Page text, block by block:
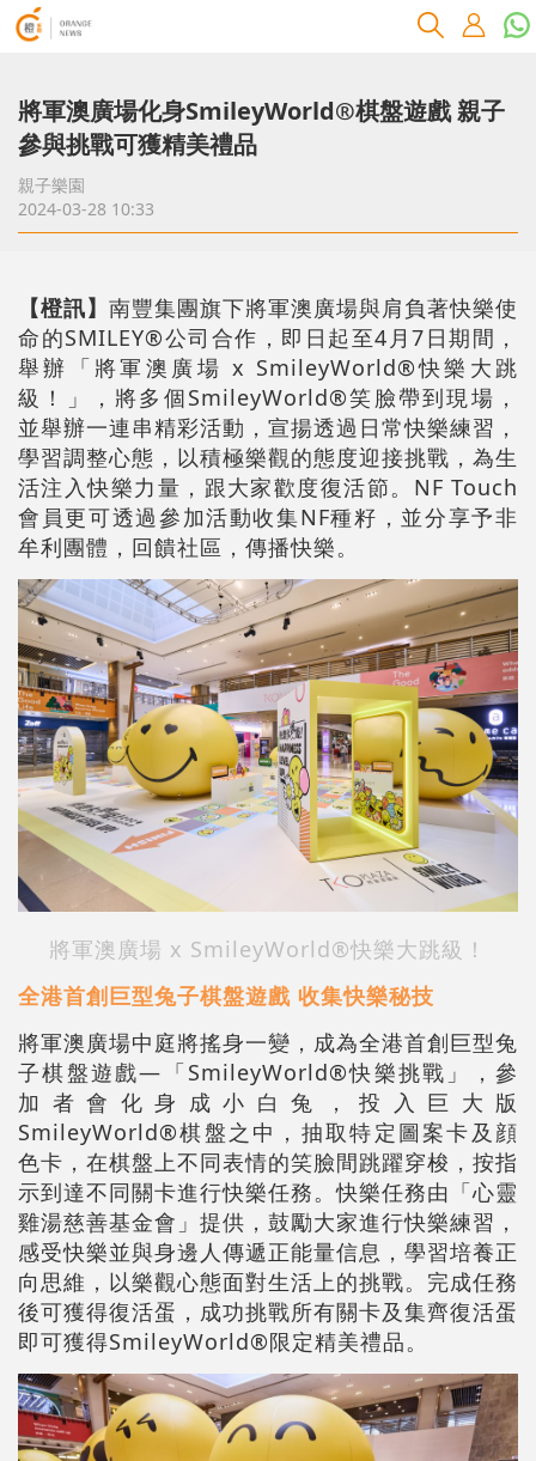
將軍澳廣場化身SmileyWorld®棋盤遊戲 親子
參與挑戰可獲精美禮品
親子樂園
2024-03-28 10:33
【橙訊】 南豐集團旗下將軍澳廣場與肩負著快樂使
命的SMILEY®公司合作，即日起至4月7日期間，
舉辦「將軍澳廣場 x SmileyWorld®快樂大跳
級！」，將多個SmileyWorld®笑臉帶到現場，
並舉辦一連串精彩活動，宣揚透過日常快樂練習，
學習調整心態，以積極樂觀的態度迎接挑戰，為生
活注入快樂力量，跟大家歡度復活節。NF Touch
會員更可透過參加活動收集NF種籽，並分享予非
牟利團體，回饋社區，傳播快樂。
將軍澳廣場 x SmileyWorld®快樂大跳級！
全港首創巨型兔子棋盤遊戲 收集快樂秘技
將軍澳廣場中庭將搖身一變，成為全港首創巨型兔
子棋盤遊戲—「SmileyWorld®快樂挑戰」，參
加者會化身成小白兔，投入巨大版
SmileyWorld®棋盤之中，抽取特定圖案卡及顔
色卡，在棋盤上不同表情的笑臉間跳躍穿梭，按指
示到達不同關卡進行快樂任務。快樂任務由「心靈
雞湯慈善基金會」提供，鼓勵大家進行快樂練習，
感受快樂並與身邊人傳遞正能量信息，學習培養正
向思維，以樂觀心態面對生活上的挑戰。完成任務
後可獲得復活蛋，成功挑戰所有關卡及集齊復活蛋
即可獲得SmileyWorld®限定精美禮品。